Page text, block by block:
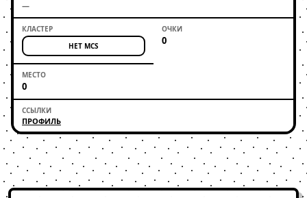
—
НЕТ MCS 0
0
ПРОФИЛЬ